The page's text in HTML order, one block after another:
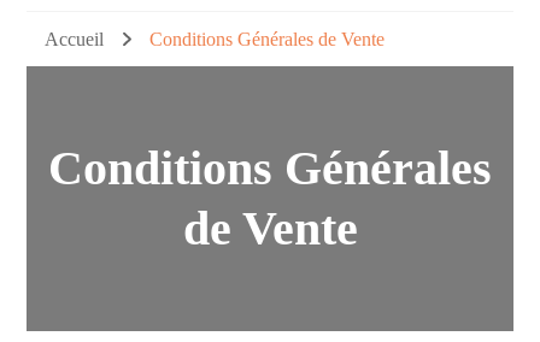
Accueil Conditions Générales de Vente
Conditions Générales
de Vente